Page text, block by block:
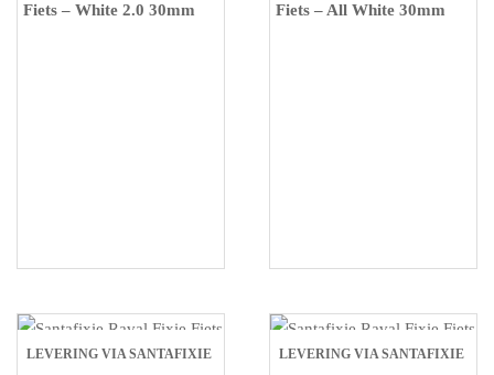
Fiets – White 2.0 30mm
Fiets – All White 30mm
LEVERING VIA SANTAFIXIE LEVERING VIA SANTAFIXIE